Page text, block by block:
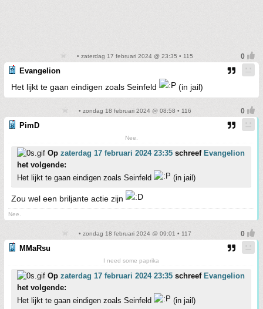
• zaterdag 17 februari 2024 @ 23:35 • 115
Evangelion
Het lijkt te gaan eindigen zoals Seinfeld (in jail)
• zondag 18 februari 2024 @ 08:58 • 116
PimD
Nee.
Op zaterdag 17 februari 2024 23:35 schreef Evangelion
het volgende:
Het lijkt te gaan eindigen zoals Seinfeld
(in jail)
Zou wel een briljante actie zijn
Nee.
• zondag 18 februari 2024 @ 09:01 • 117
MMaRsu
I need some paprika
Op zaterdag 17 februari 2024 23:35 schreef Evangelion
het volgende:
Het lijkt te gaan eindigen zoals Seinfeld
(in jail)